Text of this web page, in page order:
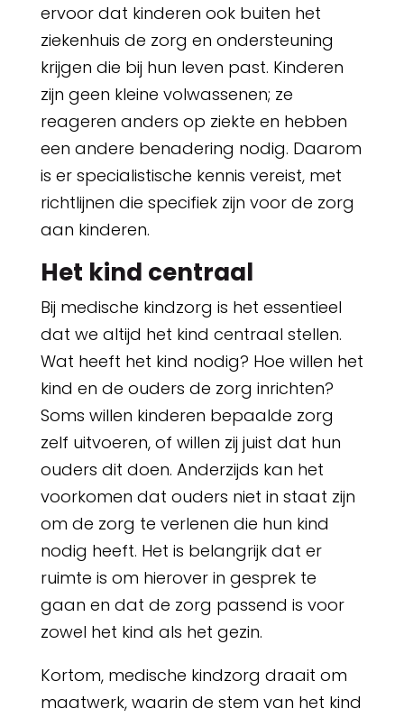
ervoor dat kinderen ook buiten het
ziekenhuis de zorg en ondersteuning
krijgen die bij hun leven past. Kinderen
zijn geen kleine volwassenen; ze
reageren anders op ziekte en hebben
een andere benadering nodig. Daarom
is er specialistische kennis vereist, met
richtlijnen die specifiek zijn voor de zorg
aan kinderen.
Het kind centraal
Bij medische kindzorg is het essentieel
dat we altijd het kind centraal stellen.
Wat heeft het kind nodig? Hoe willen het
kind en de ouders de zorg inrichten?
Soms willen kinderen bepaalde zorg
zelf uitvoeren, of willen zij juist dat hun
ouders dit doen. Anderzijds kan het
voorkomen dat ouders niet in staat zijn
om de zorg te verlenen die hun kind
nodig heeft. Het is belangrijk dat er
ruimte is om hierover in gesprek te
gaan en dat de zorg passend is voor
zowel het kind als het gezin.
Kortom, medische kindzorg draait om
maatwerk, waarin de stem van het kind